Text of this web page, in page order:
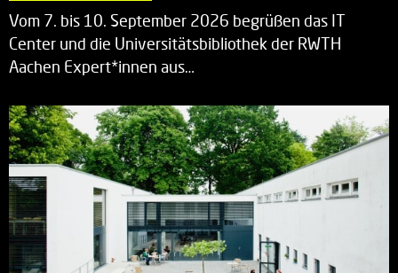
Vom 7. bis 10. September 2026 begrüßen das IT
Center und die Universitätsbibliothek der RWTH
Aachen Expert*innen aus…